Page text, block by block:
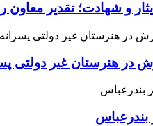
و شهادت؛ تقدیر
هنرستان غیر دولتی
بندرعباس